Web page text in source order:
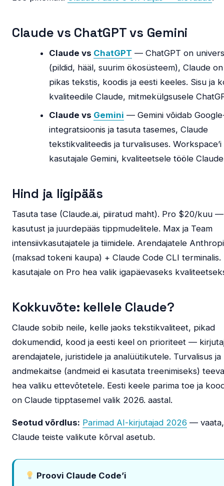
Claude vs ChatGPT vs Gemini
Claude vs ChatGPT — ChatGPT on
(pildid, hääl, suurim ökosüsteem), Claude
pikas tekstis, koodis ja eesti keeles. Sisu ja
kvaliteedile Claude, mitmekülgsusele
Claude vs Gemini — Gemini võidab
integratsioonis ja tasuta tasemes, Claude
tekstikvaliteedis ja turvalisuses. Workspace’i
kasutajale Gemini, kvaliteetsele tööle
Hind ja ligipääs
Tasuta tase (Claude.ai, piiratud maht). Pro $20/kuu
kasutust ja juurdepääs tippmudelitele. Max ja Team
intensiivkasutajatele ja tiimidele. Arendajatele
(maksad tokeni kaupa) + Claude Code CLI terminalis.
kasutajale on Pro hea valik igapäevaseks
Kokkuvõte: kellele Claude?
Claude sobib neile, kelle jaoks tekstikvaliteet, pikad
dokumendid, kood ja eesti keel on prioriteet —
arendajatele, juristidele ja analüütikutele. Turvalisus ja
andmekaitse (andmeid ei kasutata treenimiseks)
hea valiku ettevõtetele. Eesti keele parima toe ja
on Claude tipptasemel valik 2026. aastal.
Seotud võrdlus: Parimad AI-kirjutajad 2026 —
Claude teiste valikute kõrval asetub.
Proovi Claude Code’i